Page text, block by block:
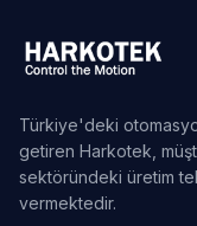
Türkiye'deki
getiren Harkotek,
sektöründeki üretim
vermektedir.